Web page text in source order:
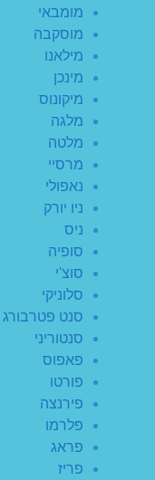
מומבאי
מוסקבה
מילאנו
מינכן
מיקונוס
מלגה
מלטה
מרסיי
נאפולי
ניו יורק
ניס
סופיה
סוצ'י
סלוניקי
סנט פטרבורג
סנטוריני
פאפוס
פורטו
פירנצה
פלרמו
פראג
פריז